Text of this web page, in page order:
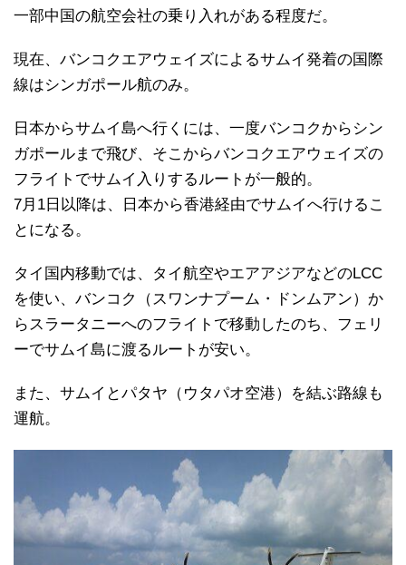
一部中国の航空会社の乗り入れがある程度だ。
現在、バンコクエアウェイズによるサムイ発着の国際
線はシンガポール航のみ。
日本からサムイ島へ行くには、一度バンコクからシン
ガポールまで飛び、そこからバンコクエアウェイズの
フライトでサムイ入りするルートが一般的。
7月1日以降は、日本から香港経由でサムイへ行けるこ
とになる。
タイ国内移動では、タイ航空やエアアジアなどのLCC
を使い、バンコク（スワンナプーム・ドンムアン）か
らスラータニーへのフライトで移動したのち、フェリ
ーでサムイ島に渡るルートが安い。
また、サムイとパタヤ（ウタパオ空港）を結ぶ路線も
運航。